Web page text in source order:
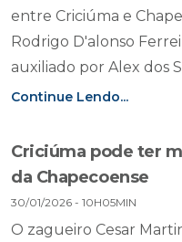
entre Criciúma e
Rodrigo D'alonso
auxiliado por Alex dos
Continue Lendo...
Criciúma pode ter
da Chapecoense
30/01/2026 - 10H05MIN
O zagueiro Cesar